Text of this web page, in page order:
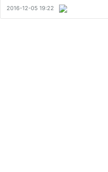
のだ。 そういうわけで、彼女の本はし
2016-12-05 19:22